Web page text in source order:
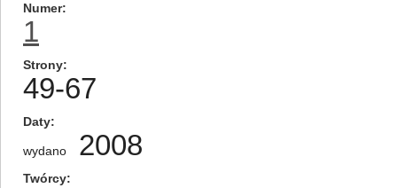
Numer
1
Strony
49-67
Daty
wydano 2008
Twórcy